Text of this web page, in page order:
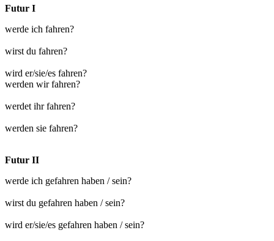
Futur I
werde ich fahren?
wirst du fahren?
wird er/sie/es fahren?
werden wir fahren?
werdet ihr fahren?
werden sie fahren?
Futur II
werde ich gefahren haben / sein?
wirst du gefahren haben / sein?
wird er/sie/es gefahren haben / sein?